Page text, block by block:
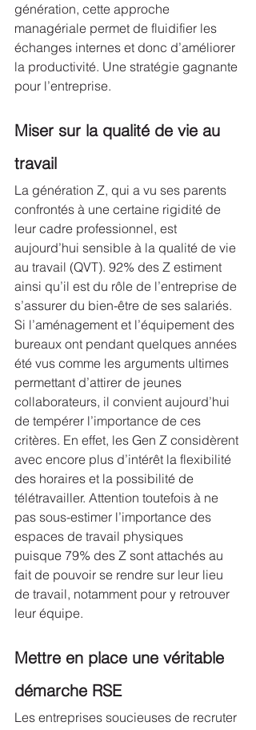
génération, cette approche
managériale permet de fluidifier les
échanges internes et donc d’améliorer
la productivité. Une stratégie gagnante
pour l’entreprise.
Miser sur la qualité de vie au
travail
La génération Z, qui a vu ses parents
confrontés à une certaine rigidité de
leur cadre professionnel, est
aujourd’hui sensible à la qualité de vie
au travail (QVT). 92% des Z estiment
ainsi qu’il est du rôle de l’entreprise de
s’assurer du bien-être de ses salariés.
Si l’aménagement et l’équipement des
bureaux ont pendant quelques années
été vus comme les arguments ultimes
permettant d’attirer de jeunes
collaborateurs, il convient aujourd’hui
de tempérer l’importance de ces
critères. En effet, les Gen Z considèrent
avec encore plus d’intérêt la flexibilité
des horaires et la possibilité de
télétravailler. Attention toutefois à ne
pas sous-estimer l’importance des
espaces de travail physiques
puisque 79% des Z sont attachés au
fait de pouvoir se rendre sur leur lieu
de travail, notamment pour y retrouver
leur équipe.
Mettre en place une véritable
démarche RSE
Les entreprises soucieuses de recruter